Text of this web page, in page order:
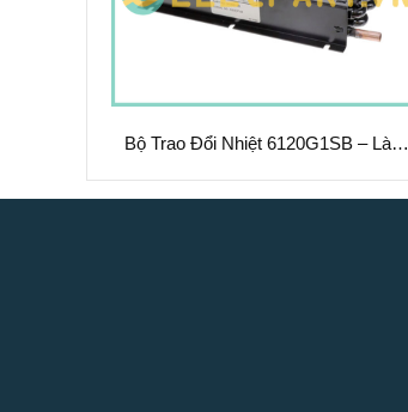
Bộ Trao Đổi Nhiệt 6120G1SB – Làm